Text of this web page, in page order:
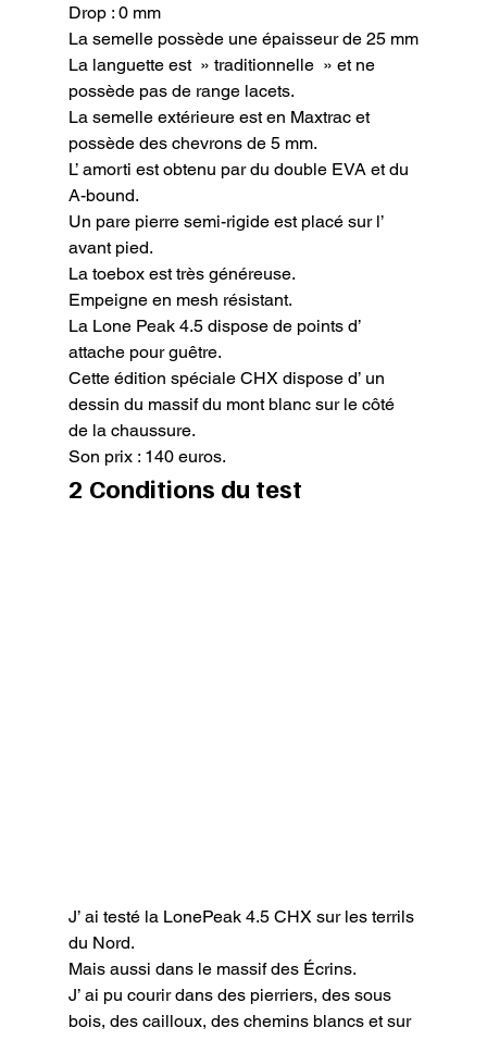
Drop : 0 mm
La semelle possède une épaisseur de 25 mm
La languette est  » traditionnelle  » et ne
possède pas de range lacets.
La semelle extérieure est en Maxtrac et
possède des chevrons de 5 mm.
L’ amorti est obtenu par du double EVA et du
A-bound.
Un pare pierre semi-rigide est placé sur l’
avant pied.
La toebox est très généreuse.
Empeigne en mesh résistant.
La Lone Peak 4.5 dispose de points d’
attache pour guêtre.
Cette édition spéciale CHX dispose d’ un
dessin du massif du mont blanc sur le côté
de la chaussure.
Son prix : 140 euros.
2 Conditions du test
J’ ai testé la LonePeak 4.5 CHX sur les terrils
du Nord.
Mais aussi dans le massif des Écrins.
J’ ai pu courir dans des pierriers, des sous
bois, des cailloux, des chemins blancs et sur